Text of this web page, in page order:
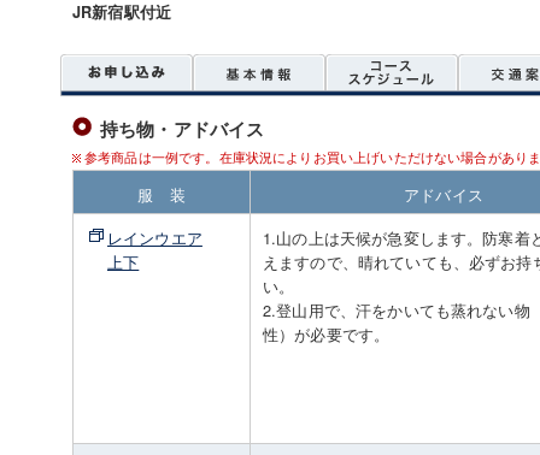
JR新宿駅付近
持ち物・アドバイス
参考商品は一例です。在庫状況によりお買い上げいただけない場合があり
服 装
アドバイス
レインウエア
上下
1.山の上は天候が急変します。防寒着
えますので、晴れていても、必ずお持
い。
2.登山用で、汗をかいても蒸れない物
性）が必要です。